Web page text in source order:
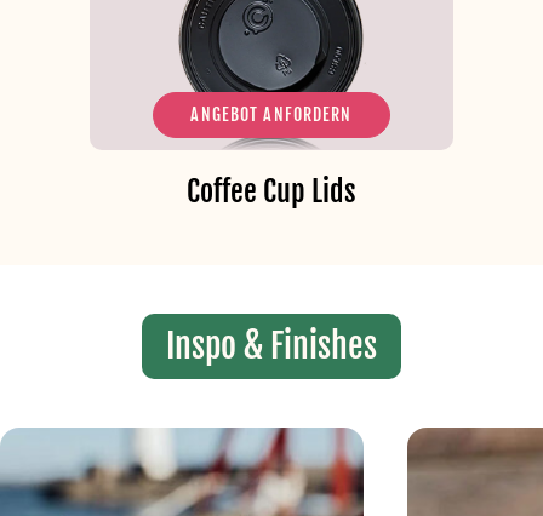
ANGEBOT ANFORDERN
Coffee Cup Lids
Inspo & Finishes